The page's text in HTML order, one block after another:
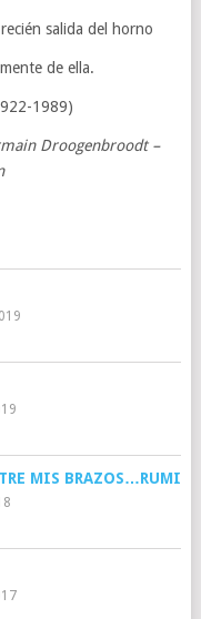
salida del horno
de ella.
1989)
Droogenbroodt –
MIS BRAZOS…RUMI